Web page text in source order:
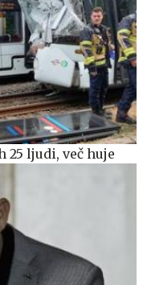
25 ljudi, več huje